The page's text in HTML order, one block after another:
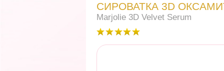
СИРОВАТКА 3D
Marjolie 3D Velvet Serum